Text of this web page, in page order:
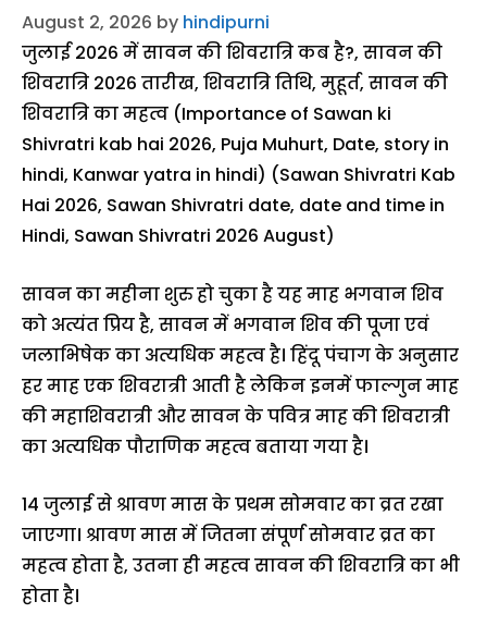
August 2, 2026 by hindipurni
जुलाई 2026 में सावन की शिवरात्रि कब है?, सावन की
शिवरात्रि 2026 तारीख, शिवरात्रि तिथि, मुहूर्त, सावन की
शिवरात्रि का महत्व (Importance of Sawan ki
Shivratri kab hai 2026, Puja Muhurt, Date, story in
hindi, Kanwar yatra in hindi) (Sawan Shivratri Kab
Hai 2026, Sawan Shivratri date, date and time in
Hindi, Sawan Shivratri 2026 August)
सावन का महीना शुरु हो चुका है यह माह भगवान शिव
को अत्यंत प्रिय है, सावन में भगवान शिव की पूजा एवं
जलाभिषेक का अत्यधिक महत्व है। हिंदू पंचाग के अनुसार
हर माह एक शिवरात्री आती है लेकिन इनमें फाल्गुन माह
की महाशिवरात्री और सावन के पवित्र माह की शिवरात्री
का अत्यधिक पौराणिक महत्व बताया गया है।
14 जुलाई से श्रावण मास के प्रथम सोमवार का व्रत रखा
जाएगा। श्रावण मास में जितना संपूर्ण सोमवार व्रत का
महत्व होता है, उतना ही महत्व सावन की शिवरात्रि का भी
होता है।